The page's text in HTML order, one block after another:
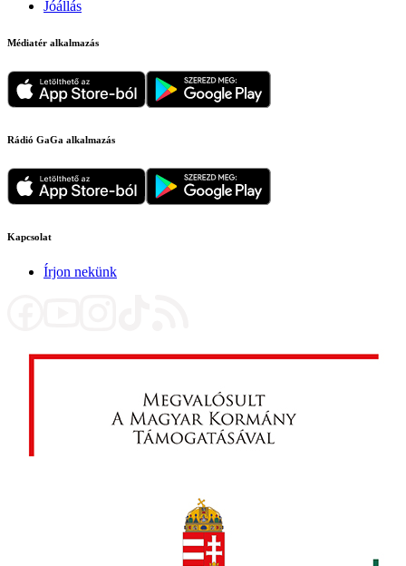
Jóállás
Médiatér alkalmazás
Rádió GaGa alkalmazás
Kapcsolat
Írjon nekünk